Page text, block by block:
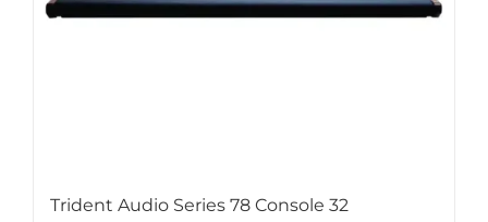
Trident Audio Series 78 Console 32